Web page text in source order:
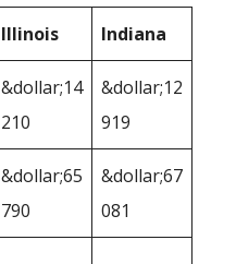
Illinois Indiana
&dollar;14
210
&dollar;12
919
&dollar;65
790
&dollar;67
081